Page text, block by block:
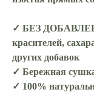
✓ БЕЗ
красителей,
других добавок
✓ Бережная
✓ 100%